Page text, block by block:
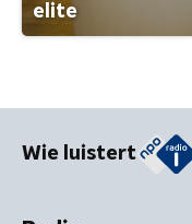
elite
Wie luistert